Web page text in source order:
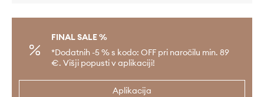
FINAL SALE %
*Dodatnih -5 % s kodo: OFF pri naročilu min. 89
€. Višji popusti v aplikaciji!
Aplikacija